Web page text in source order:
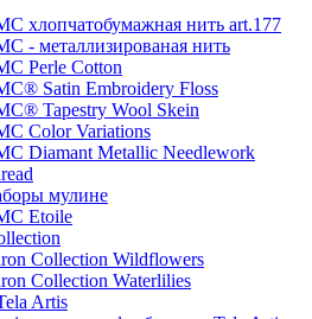
хлопчатобумажная нить art.177
- металлизированая нить
Perle Cotton
Satin Embroidery Floss
Tapestry Wool Skein
Color Variations
Diamant Metallic Needlework
мулине
Etoile
Collection Wildflowers
Collection Waterlilies
Artis